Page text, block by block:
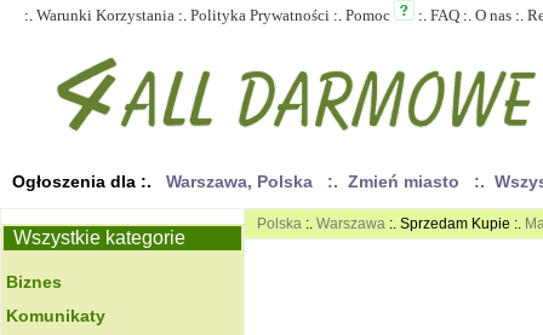
:. Warunki Korzystania :. Polityka Prywatności :. Pomoc :. FAQ :. O nas :.
Ogłoszenia dla :. Warszawa, Polska :. Zmień miasto :.
Wszystkie kategorie
Biznes
Komunikaty
Polska :. Warszawa :. Sprzedam Kupie :.